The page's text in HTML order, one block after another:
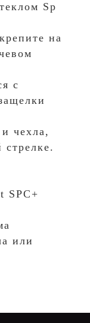
Sp
на
с
чехла,
стрелке.
SPC+
или